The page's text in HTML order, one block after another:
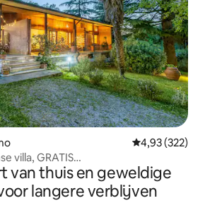
Gemiddelde
4,93 (322)
villa, GRATIS
van thuis en geweldige
langere verblijven